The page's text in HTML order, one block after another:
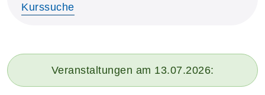
Kurssuche
Veranstaltungen am 13.07.2026: